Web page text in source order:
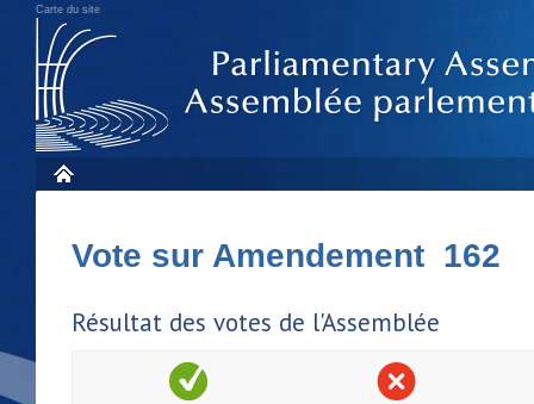
Carte du site
Vote sur Amendement 162
Résultat des votes de l'Assemblée